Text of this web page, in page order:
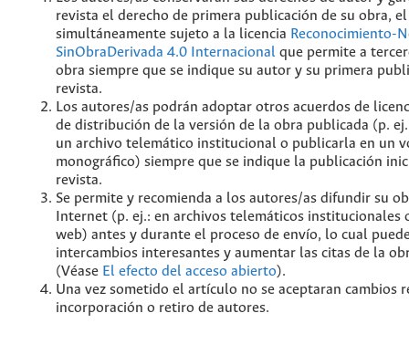
revista el derecho de primera publicación de su obra,
simultáneamente sujeto a la licencia Reconocimiento-
SinObraDerivada 4.0 Internacional que permite a
obra siempre que se indique su autor y su primera
revista.
Los autores/as podrán adoptar otros acuerdos de
de distribución de la versión de la obra publicada (p.
un archivo telemático institucional o publicarla en un
monográfico) siempre que se indique la publicación
revista.
Se permite y recomienda a los autores/as difundir su
Internet (p. ej.: en archivos telemáticos institucionales
web) antes y durante el proceso de envío, lo cual
intercambios interesantes y aumentar las citas de la
(Véase El efecto del acceso abierto).
Una vez sometido el artículo no se aceptaran cambios
incorporación o retiro de autores.